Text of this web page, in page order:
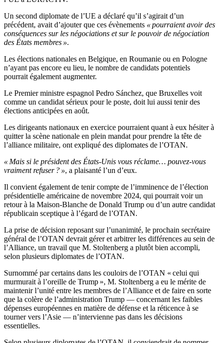
Un second diplomate de l’UE a déclaré qu’il s’agirait d’un
précédent, avait d’ajouter que ces évènements « pourraient avoir des
conséquences sur les négociations et sur le pouvoir de négociation
des États membres ».
Les élections nationales en Belgique, en Roumanie ou en Pologne
n’ayant pas encore eu lieu, le nombre de candidats potentiels
pourrait également augmenter.
Le Premier ministre espagnol Pedro Sánchez, que Bruxelles voit
comme un candidat sérieux pour le poste, doit lui aussi tenir des
élections anticipées en août.
Les dirigeants nationaux en exercice pourraient quant à eux hésiter à
quitter la scène nationale en plein mandat pour prendre la tête de
l’alliance militaire, ont expliqué des diplomates de l’OTAN.
« Mais si le président des États-Unis vous réclame… pouvez-vous
vraiment refuser ? », a plaisanté l’un d’eux.
Il convient également de tenir compte de l’imminence de l’élection
présidentielle américaine de novembre 2024, qui pourrait voir un
retour à la Maison-Blanche de Donald Trump ou d’un autre candidat
républicain sceptique à l’égard de l’OTAN.
La prise de décision reposant sur l’unanimité, le prochain secrétaire
général de l’OTAN devrait gérer et arbitrer les différences au sein de
l’Alliance, un travail que M. Stoltenberg a plutôt bien accompli,
selon plusieurs diplomates de l’OTAN.
Surnommé par certains dans les couloirs de l’OTAN « celui qui
murmurait à l’oreille de Trump », M. Stoltenberg a eu le mérite de
maintenir l’unité entre les membres de l’Alliance et de faire en sorte
que la colère de l’administration Trump — concernant les faibles
dépenses européennes en matière de défense et la réticence à se
tourner vers l’Asie — n’intervienne pas dans les décisions
essentielles.